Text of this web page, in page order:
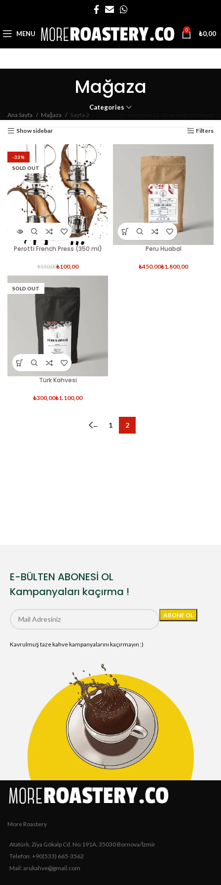
MENU 0 ₺0,00
Mağaza
Categories
Ana Sayfa Mağaza Sayfa 2
Show sidebar Filters
-33%
SOLD OUT
Perotti French Press (350 ml)
₺150,00₺100,00
Peru Huabal
₺ ₺
SOLD OUT
Türk Kahvesi
₺ ₺
← 1 2
E-BÜLTEN ABONESİ OL
Kampanyaları kaçırma !
Kavrulmuş taze kahve kampanyalarını kaçırmayın :)
More Roastery
Atatürk, Ziya Gökalp Cd. No:191A, 35030 Bornova/İzmir
Telefon: +90(533) 665-3562
Mail: arukahve@gmail.com